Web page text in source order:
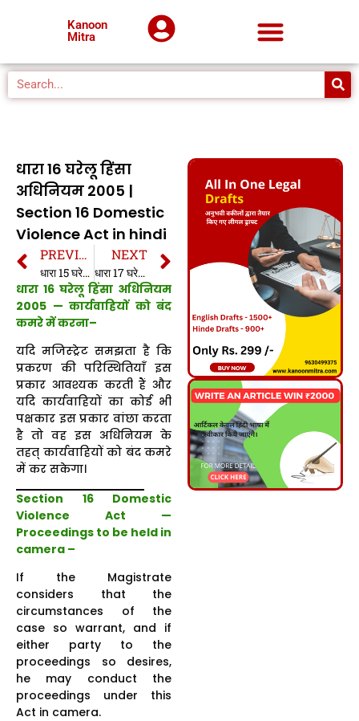
Kanoon
Mitra
धारा 16 घरेलू हिंसा
अधिनियम 2005 |
Section 16 Domestic
Violence Act in hindi
PREVIOUS
धारा 15 घरेलू हिंसा अधिनियम 2005 | Section 15 Domestic Violence Act in hindi
NEXT
धारा 17 घरेलू हिंसा अधिनियम 2005 | Section 17 Domestic Violence Act in hindi
धारा 16 घरेलू हिंसा अधिनियम
2005 — कार्यवाहियों को बंद
कमरे में करना–
यदि मजिस्ट्रेट समझता है कि
प्रकरण की परिस्थितियाँ इस
प्रकार आवश्यक करती हैं और
यदि कार्यवाहियों का कोई भी
पक्षकार इस प्रकार वांछा करता
है तो वह इस अधिनियम के
तहत् कार्यवाहियों को बंद कमरे
में कर सकेगा।
Section 16 Domestic
Violence Act —
Proceedings to be held in
camera –
If the Magistrate
considers that the
circumstances of the
case so warrant, and if
either party to the
proceedings so desires,
he may conduct the
proceedings under this
Act in camera.